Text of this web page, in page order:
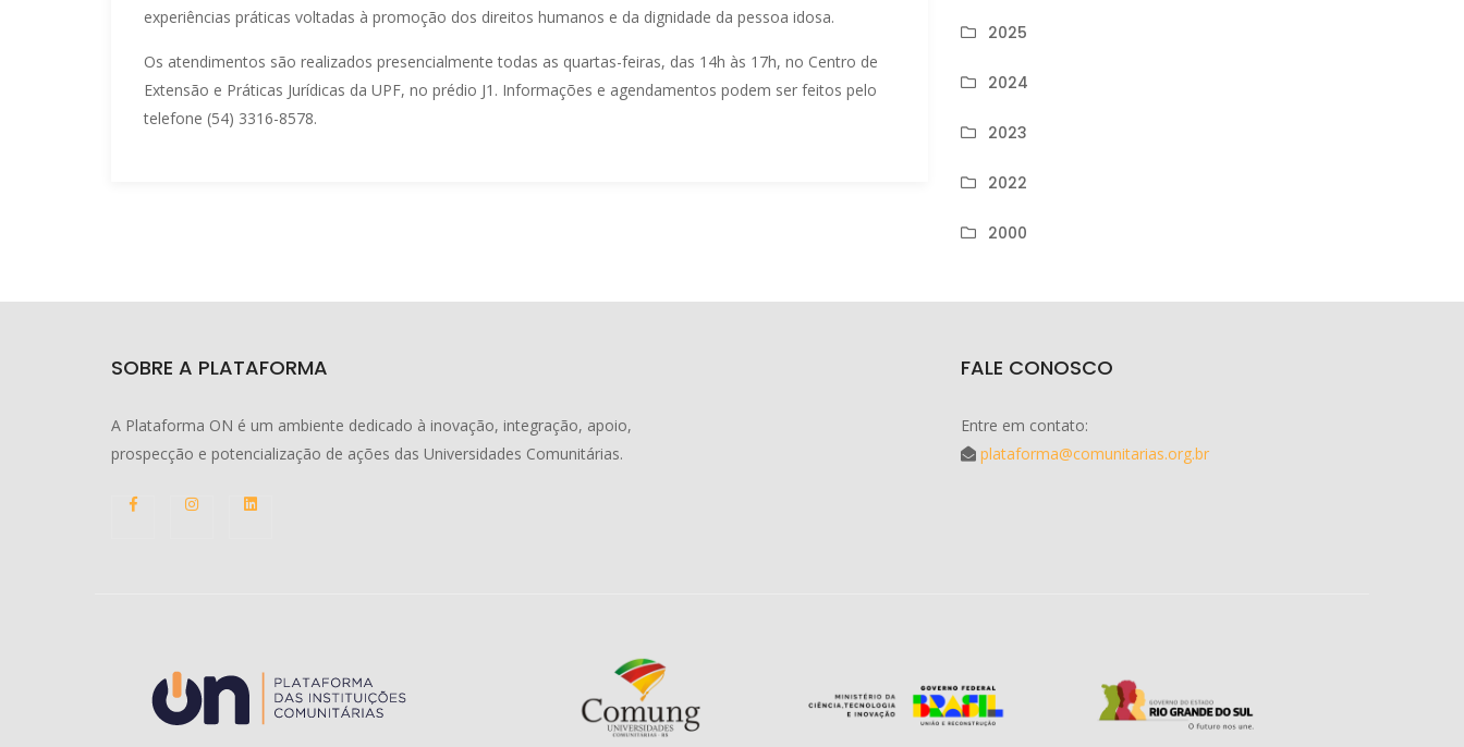
experiências práticas voltadas à promoção dos direitos humanos e da dignidade da pessoa idosa.
Os atendimentos são realizados presencialmente todas as quartas-feiras, das 14h às 17h, no Centro de
Extensão e Práticas Jurídicas da UPF, no prédio J1. Informações e agendamentos podem ser feitos pelo
telefone (54) 3316-8578.
2025
2024
2023
2022
2000
SOBRE A PLATAFORMA
A Plataforma ON é um ambiente dedicado à inovação, integração, apoio,
prospecção e potencialização de ações das Universidades Comunitárias.
FALE CONOSCO
Entre em contato:
plataforma@comunitarias.org.br